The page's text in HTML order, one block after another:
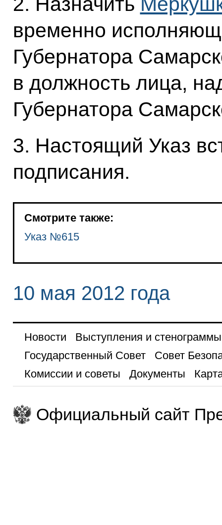
временно
Губернатора
в должность лица,
Губернатора
3. Настоящий Указ
подписания.
Смотрите также:
Указ №615
10 мая 2012 года
Новости
Выступления и стенограммы
Государственный Совет
Совет
Комиссии и советы
Документы
Официальный сайт